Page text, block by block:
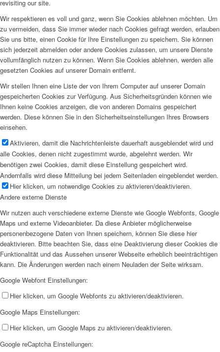
revisiting our site.
Wir respektieren es voll und ganz, wenn Sie Cookies ablehnen möchten. Um
zu vermeiden, dass Sie immer wieder nach Cookies gefragt werden, erlauben
Sie uns bitte, einen Cookie für Ihre Einstellungen zu speichern. Sie können
sich jederzeit abmelden oder andere Cookies zulassen, um unsere Dienste
vollumfänglich nutzen zu können. Wenn Sie Cookies ablehnen, werden alle
gesetzten Cookies auf unserer Domain entfernt.
Wir stellen Ihnen eine Liste der von Ihrem Computer auf unserer Domain
gespeicherten Cookies zur Verfügung. Aus Sicherheitsgründen können wie
Ihnen keine Cookies anzeigen, die von anderen Domains gespeichert
werden. Diese können Sie in den Sicherheitseinstellungen Ihres Browsers
einsehen.
Aktivieren, damit die Nachrichtenleiste dauerhaft ausgeblendet wird und
alle Cookies, denen nicht zugestimmt wurde, abgelehnt werden. Wir
benötigen zwei Cookies, damit diese Einstellung gespeichert wird.
Andernfalls wird diese Mitteilung bei jedem Seitenladen eingeblendet werden.
Hier klicken, um notwendige Cookies zu aktivieren/deaktivieren.
Andere externe Dienste
Wir nutzen auch verschiedene externe Dienste wie Google Webfonts, Google
Maps und externe Videoanbieter. Da diese Anbieter möglicherweise
personenbezogene Daten von Ihnen speichern, können Sie diese hier
deaktivieren. Bitte beachten Sie, dass eine Deaktivierung dieser Cookies die
Funktionalität und das Aussehen unserer Webseite erheblich beeinträchtigen
kann. Die Änderungen werden nach einem Neuladen der Seite wirksam.
Google Webfont Einstellungen:
Hier klicken, um Google Webfonts zu aktivieren/deaktivieren.
Google Maps Einstellungen:
Hier klicken, um Google Maps zu aktivieren/deaktivieren.
Google reCaptcha Einstellungen: